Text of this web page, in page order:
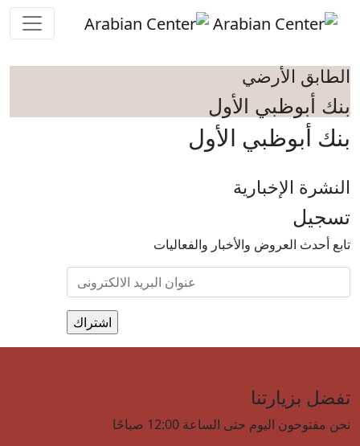
Skip to main content
الطابق الأرضي
بنك أبوظبي الأول
بنك أبوظبي الأول
النشرة الإخبارية
تسجيل
تابع أحدث العروض والأخبار والفعاليات
تفضل بزيارتنا
نحن مفتوحون اليوم حتى الساعة 12:00 صباحًا